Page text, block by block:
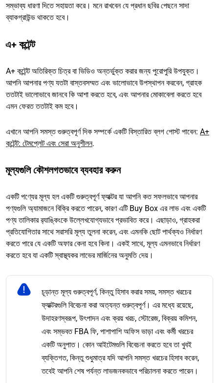
সম্ভাব্য ধারণা দিতে সহায়তা করে। মনে রাখবেন যে প্রধান ছবির পেছনে সাদা
ব্যাকগ্রাউন্ড থাকতে হবে।
এ+ কন্টেন্ট
A+ কন্টেন্ট অতিরিক্ত চিত্র বা ভিডিও অন্তর্ভুক্ত করার জন্য পুরোপুরি উপযুক্ত।
আপনি আপনার পণ্য যতটা বাস্তবসম্মত এবং ভালোভাবে উপস্থাপন করবেন, গ্রাহক
ততটাই ভালোভাবে জানবে কি আশা করতে হবে, এবং আপনার মোকাবেলা করতে হবে
এমন ফেরত ততটাই কম হবে।
এখানে আপনি সমস্ত গুরুত্বপূর্ণ দিক সম্পর্কে একটি বিস্তারিত ব্লগ পোস্ট পাবেন: A+
কন্টেন্ট: টেমপ্লেট এবং সেরা অনুশীলন.
মূল্যগুলি কৌশলগতভাবে ব্যবহার করুন
একটি পণ্যের মূল্য হল একটি গুরুত্বপূর্ণ ফ্যাক্টর যা আপনি কত সফলভাবে আপনার
পণ্যগুলি অ্যামাজনে বিক্রি করতে পারেন, কারণ এটি Buy Box এর লাভ এবং একটি
পণ্য তালিকার র‌্যাঙ্কিংকে উল্লেখযোগ্যভাবে প্রভাবিত করে। এছাড়াও, গ্রাহকরা
প্রতিযোগিতার সাথে সরাসরি মূল্য তুলনা করেন, এবং এমনকি ছোট পার্থক্যও নির্ধারণ
করতে পারে যে একটি অফার কেনা হবে কিনা। একই সাথে, মূল্য এমনভাবে নির্ধারণ
করতে হবে যা একটি স্বাস্থ্যকর লাভের মার্জিনের অনুমতি দেয়।
চূড়ান্ত মূল্য গুরুত্বপূর্ণ, কিন্তু হিসাব করার সময়, সমস্ত খরচের
ফ্যাক্টরগুলি বিবেচনা করা অত্যন্ত গুরুত্বপূর্ণ। এর মধ্যে রয়েছে,
উদাহরণস্বরূপ, উৎপাদন এবং ক্রয় খরচ, স্টোরেজ, বিক্রয় কমিশন,
এবং সম্ভবত FBA ফি, পাশাপাশি অফিস ভাড়া এবং কর্মী খরচের
একটি অনুপাত। কোন আইটেমগুলি বিবেচনা করতে হবে তা খুবই
ব্যক্তিগত, কিন্তু শুধুমাত্র যদি আপনি সমস্ত খরচের হিসাব করেন,
তবেই আপনি শেষ পর্যন্ত লাভজনকভাবে পরিচালনা করতে পারেন।